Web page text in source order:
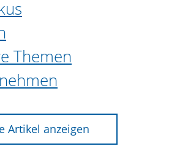
Themen
Artikel anzeigen